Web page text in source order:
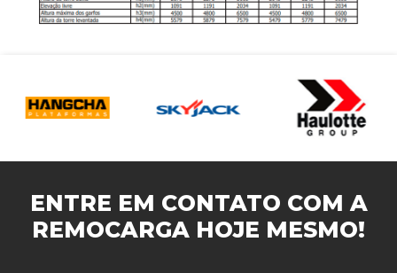
ENTRE EM CONTATO COM A
REMOCARGA HOJE MESMO!